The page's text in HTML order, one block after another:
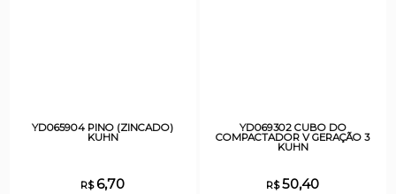
YD065904 PINO (ZINCADO)
KUHN
R$6,70
YD069302 CUBO DO
COMPACTADOR V GERAÇÃO 3
KUHN
R$50,40